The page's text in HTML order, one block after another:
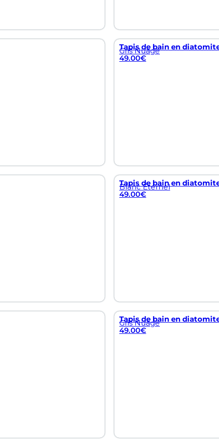
Tapis de bain en
Gris Nuage
49.00€
Tapis de bain en
Blanc Éternel
49.00€
Tapis de bain en
Gris Nuage
49.00€